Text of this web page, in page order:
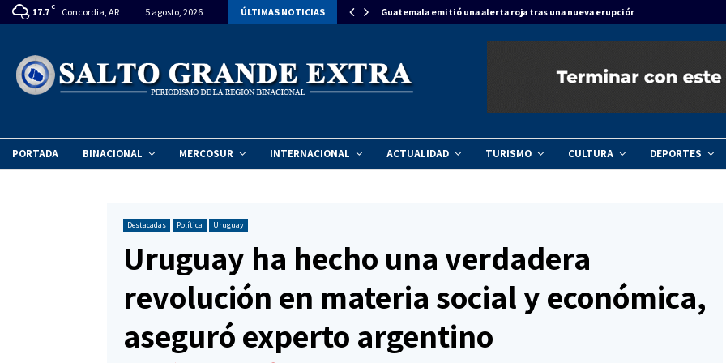
17.7 C Concordia, AR 5 agosto, 2026 ÚLTIMAS NOTICIAS
declara de interés el Año Internacional de la… Guatemala emitió una alerta roja tras una nueva erupción del…
PORTADA BINACIONAL MERCOSUR INTERNACIONAL ACTUALIDAD TURISMO CULTURA DEPORTES
Destacadas Política Uruguay
Uruguay ha hecho una verdadera
revolución en materia social y económica,
aseguró experto argentino